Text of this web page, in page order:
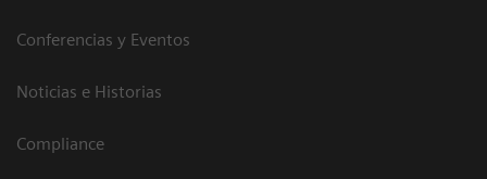
Conferencias y Eventos
Noticias e Historias
Compliance